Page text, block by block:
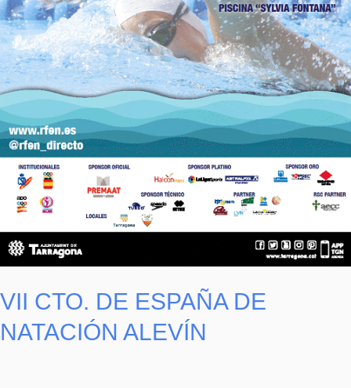
VII CTO. DE ESPAÑA DE
NATACIÓN ALEVÍN